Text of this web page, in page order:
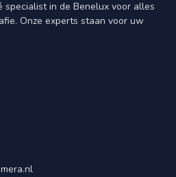
specialist in de Benelux voor alles
Onze experts staan voor uw